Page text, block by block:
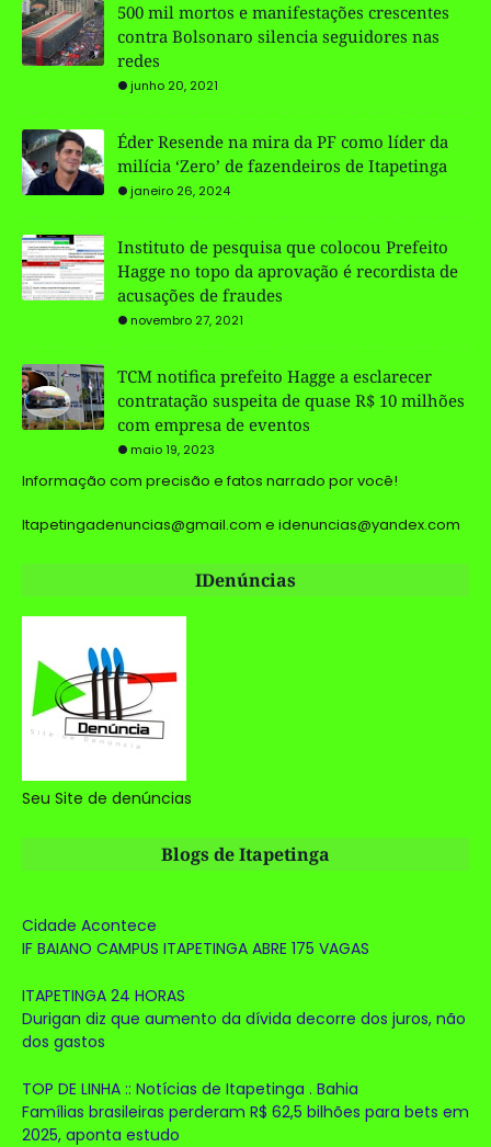
500 mil mortos e manifestações crescentes
contra Bolsonaro silencia seguidores nas
redes
junho 20, 2021
Éder Resende na mira da PF como líder da
milícia ‘Zero’ de fazendeiros de Itapetinga
janeiro 26, 2024
Instituto de pesquisa que colocou Prefeito
Hagge no topo da aprovação é recordista de
acusações de fraudes
novembro 27, 2021
TCM notifica prefeito Hagge a esclarecer
contratação suspeita de quase R$ 10 milhões
com empresa de eventos
maio 19, 2023
Informação com precisão e fatos narrado por você!
Itapetingadenuncias@gmail.com e idenuncias@yandex.com
IDenúncias
Seu Site de denúncias
Blogs de Itapetinga
Cidade Acontece
IF BAIANO CAMPUS ITAPETINGA ABRE 175 VAGAS
ITAPETINGA 24 HORAS
Durigan diz que aumento da dívida decorre dos juros, não
dos gastos
TOP DE LINHA :: Notícias de Itapetinga . Bahia
Famílias brasileiras perderam R$ 62,5 bilhões para bets em
2025, aponta estudo